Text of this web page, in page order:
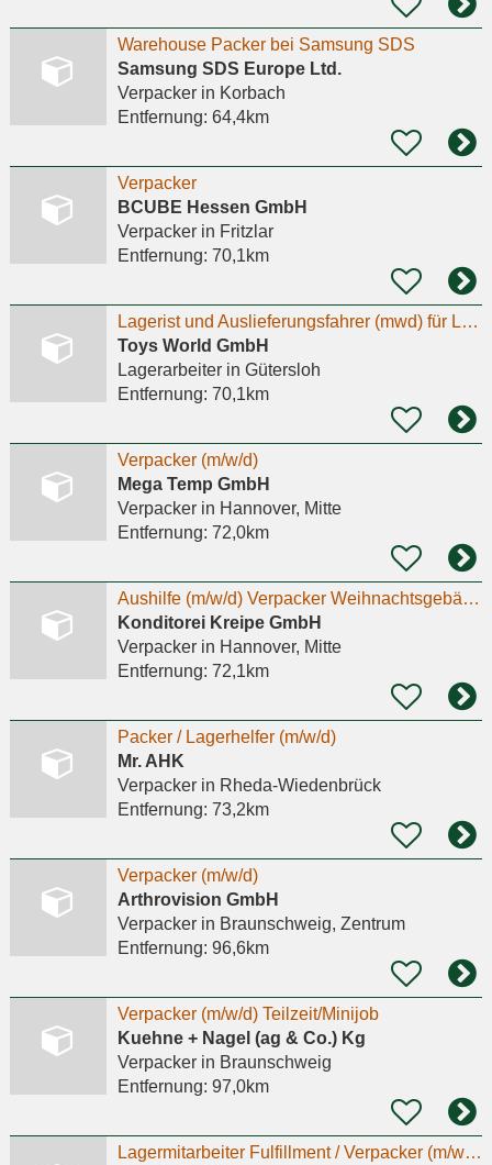
Warehouse Packer bei Samsung SDS
Samsung SDS Europe Ltd.
Verpackerin Korbach
Entfernung: 64,4km
Verpacker
BCUBE Hessen GmbH
Verpackerin Fritzlar
Entfernung: 70,1km
Lagerist und Auslieferungsfahrer (mwd) für LKW mit Fahrerlaubnis C1
Toys World GmbH
Lagerarbeiterin Gütersloh
Entfernung: 70,1km
Verpacker (m/w/d)
Mega Temp GmbH
Verpackerin Hannover, Mitte
Entfernung: 72,0km
Aushilfe (m/w/d) Verpacker Weihnachtsgebäck – Minijob/kurzfristig
Konditorei Kreipe GmbH
Verpackerin Hannover, Mitte
Entfernung: 72,1km
Packer / Lagerhelfer (m/w/d)
Mr. AHK
Verpackerin Rheda-Wiedenbrück
Entfernung: 73,2km
Verpacker (m/w/d)
Arthrovision GmbH
Verpackerin Braunschweig, Zentrum
Entfernung: 96,6km
Verpacker (m/w/d) Teilzeit/Minijob
Kuehne + Nagel (ag & Co.) Kg
Verpackerin Braunschweig
Entfernung: 97,0km
Lagermitarbeiter Fulfillment / Verpacker (m/w/d)